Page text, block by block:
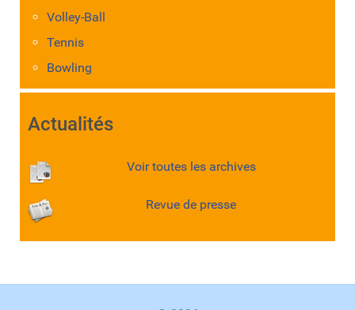
Volley-Ball
Tennis
Bowling
Actualités
Voir toutes les archives
Revue de presse